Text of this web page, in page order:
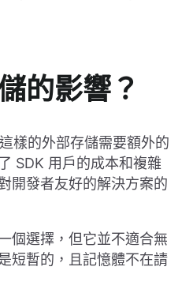
的影響？
樣的外部存儲需要額外的
SDK 用戶的成本和複雜
開發者友好的解決方案的
個選擇，但它並不適合無
短暫的，且記憶體不在請